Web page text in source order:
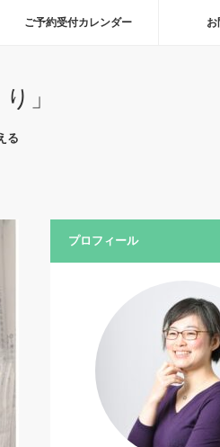
ご予約受付カレンダー お
」
る
プロフィール